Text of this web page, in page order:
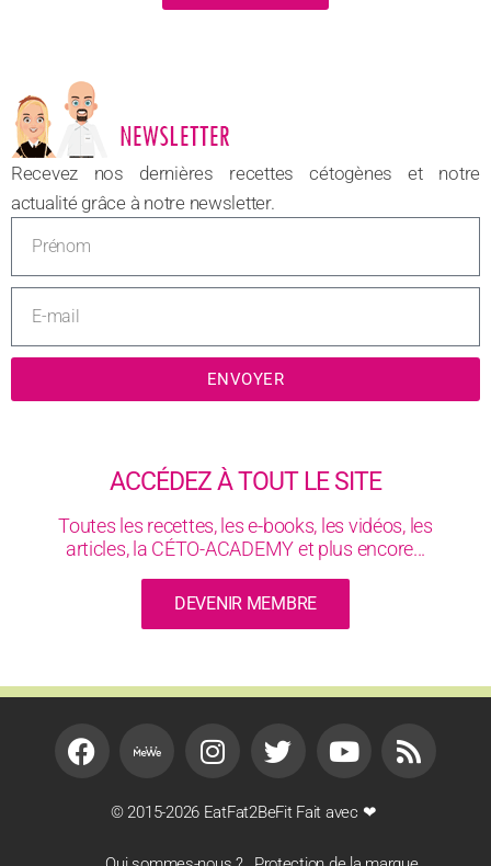
NOUVEAU
Recevez nos dernières recettes cétogènes et notre
actualité grâce à notre newsletter.
ENVOYER
ACCÉDEZ À TOUT LE SITE
Toutes les recettes, les e-books, les vidéos, les
articles, la CÉTO-ACADEMY et plus encore...
DEVENIR MEMBRE
© 2015-2026 EatFat2BeFit Fait avec ❤